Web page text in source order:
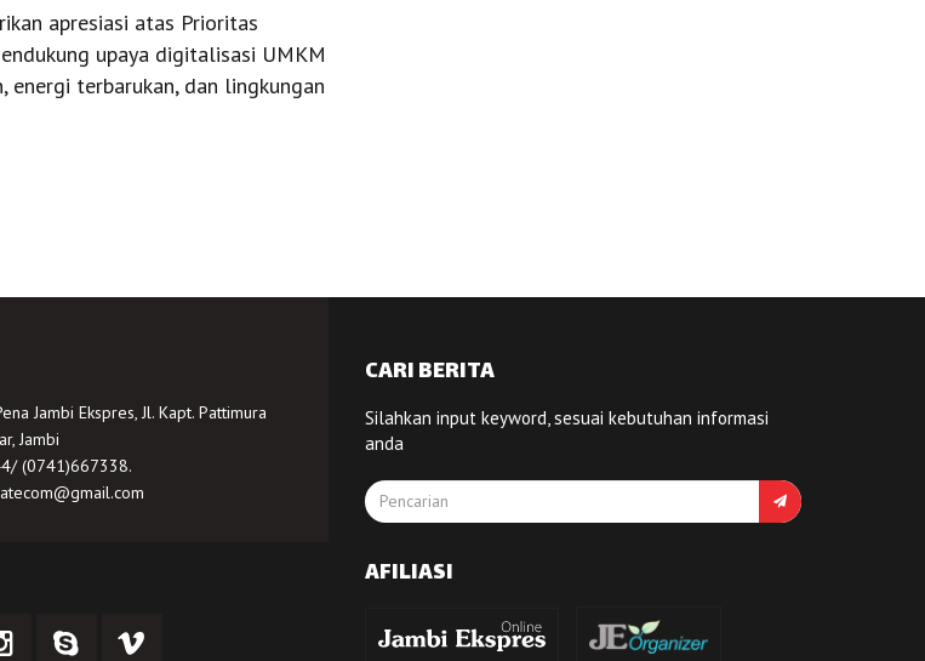
apresiasi atas Prioritas
upaya digitalisasi UMKM
terbarukan, dan lingkungan
Jambi Ekspres, Jl. Kapt. Pattimura
Jambi
(0741)667338.
CARI BERITA
Silahkan input keyword, sesuai kebutuhan informasi
anda
AFILIASI